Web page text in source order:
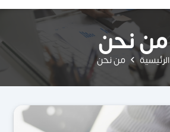
من نحن
الرئيسية من نحن